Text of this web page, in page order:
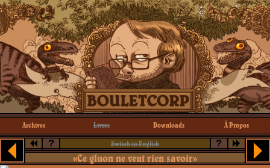
Archives Livres Downloads À Propos
? Switch to English ?
«Ce gluon ne veut rien savoir»